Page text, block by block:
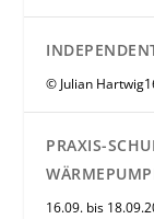
© Julian
PRAXIS-
16.09. bis